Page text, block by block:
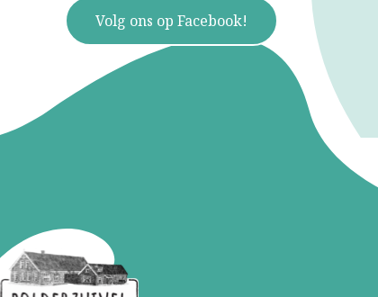
Volg ons op Facebook!